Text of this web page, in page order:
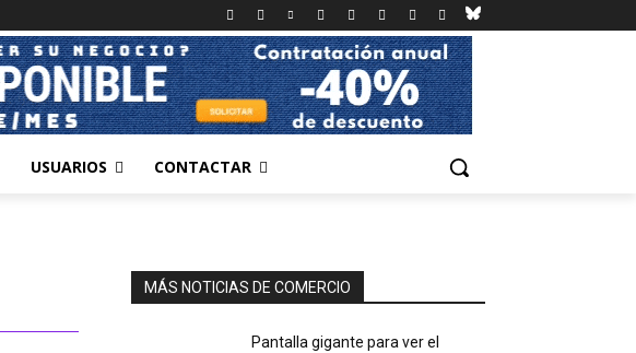
USUARIOS CONTACTAR
MÁS NOTICIAS DE COMERCIO
Pantalla gigante para ver el